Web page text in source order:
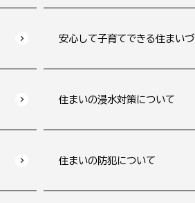
安心して子育てできる住まい
住まいの浸水対策について
住まいの防犯について